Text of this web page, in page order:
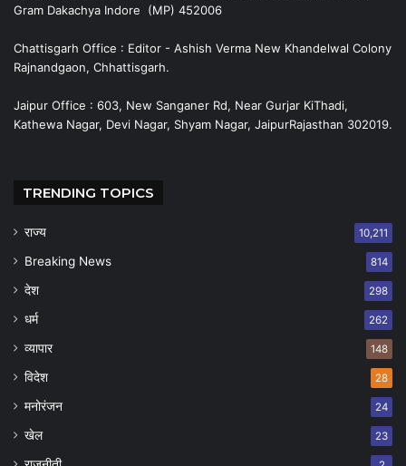
Gram Dakachya Indore (MP) 452006
Chattisgarh Office : Editor - Ashish Verma New Khandelwal Colony
Rajnandgaon, Chhattisgarh.
Jaipur Office : 603, New Sanganer Rd, Near Gurjar KiThadi,
Kathewa Nagar, Devi Nagar, Shyam Nagar, JaipurRajasthan 302019.
TRENDING TOPICS
राज्य 10,211
Breaking News 814
देश 298
धर्म 262
व्यापार 148
विदेश 28
मनोरंजन 24
खेल 23